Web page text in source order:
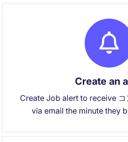
Create an
Create Job alert to receive
via email the minute they